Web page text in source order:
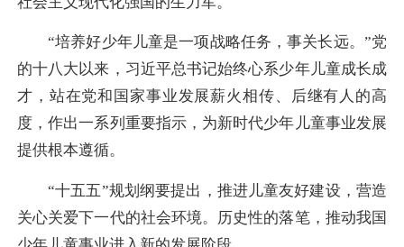
“培养好少年儿童是一项战略任务，事关长远。”党
的十八大以来，习近平总书记始终心系少年儿童成长成
才，站在党和国家事业发展薪火相传、后继有人的高
度，作出一系列重要指示，为新时代少年儿童事业发展
提供根本遵循。
“十五五”规划纲要提出，推进儿童友好建设，营造
关心关爱下一代的社会环境。历史性的落笔，推动我国